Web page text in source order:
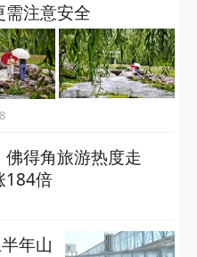
需注意安全
得角旅游热度走
184倍
年山